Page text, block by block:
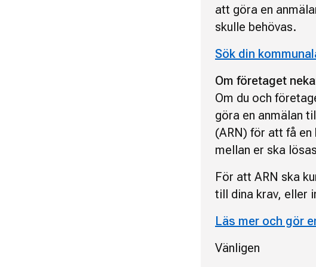
att göra en
skulle behövas.
Sök din
Om företaget
Om du och
göra en anmälan
(ARN) för att få en
mellan er ska
För att ARN ska
till dina krav, eller
Läs mer och gör
Vänligen